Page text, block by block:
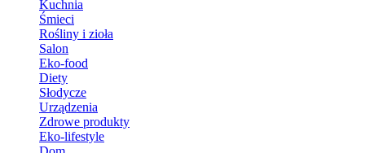
Kuchnia
Śmieci
Rośliny i zioła
Salon
Eko-food
Diety
Słodycze
Urządzenia
Zdrowe produkty
Eko-lifestyle